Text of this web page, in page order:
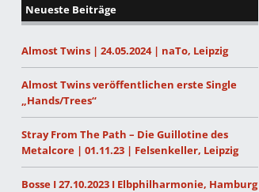
Neueste Beiträge
Almost Twins | 24.05.2024 | naTo, Leipzig
Almost Twins veröffentlichen erste Single
„Hands/Trees“
Stray From The Path – Die Guillotine des
Metalcore | 01.11.23 | Felsenkeller, Leipzig
Bosse I 27.10.2023 I Elbphilharmonie, Hamburg